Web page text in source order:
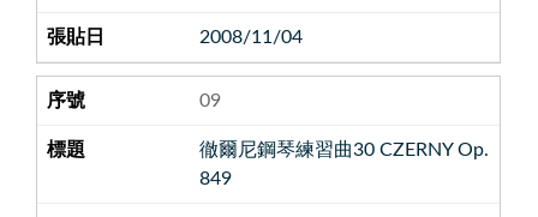
2008/11/04
09
徹爾尼鋼琴練習曲30 CZERNY Op.
849